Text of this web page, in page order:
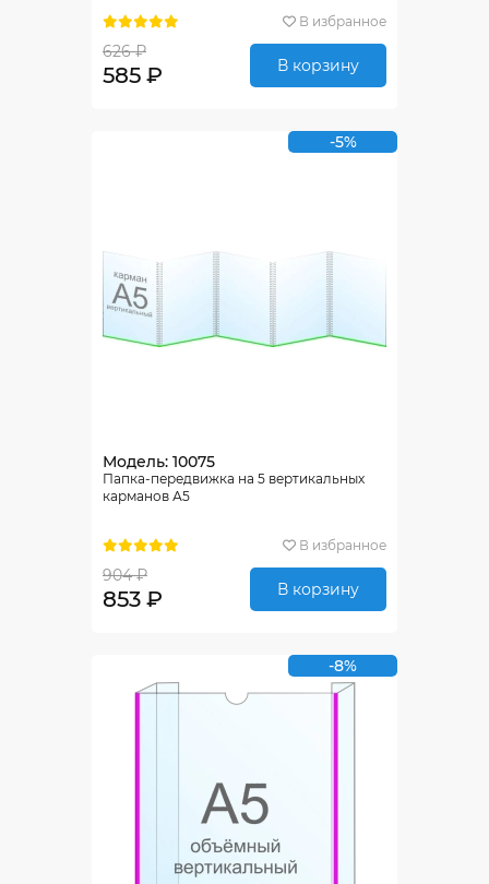
В избранное
626 ₽
585 ₽ В корзину
-5%
Модель: 10075
Папка-передвижка на 5 вертикальных
карманов А5
В избранное
904 ₽
853 ₽ В корзину
-8%